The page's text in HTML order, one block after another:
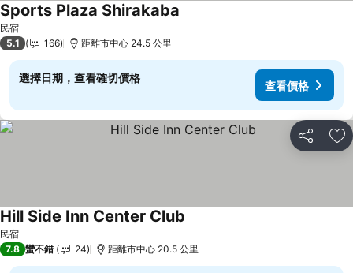
民宿
Sports Plaza Shirakaba
5.1 166 距離市中心 24.5 公里
選擇日期，查看確切價格
查看價格
分享 加
民宿
Hill Side Inn Center Club
7.8 蠻不錯 24 距離市中心 20.5 公里